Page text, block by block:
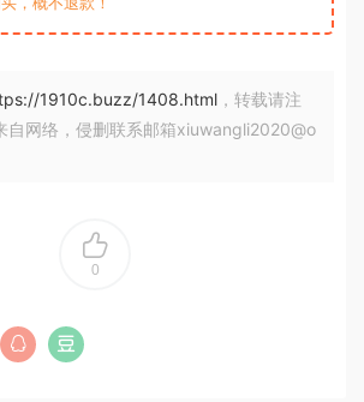
1910c.buzz/1408.html ，转载请注
自网络，侵删联系邮箱xiuwangli2020@o
0